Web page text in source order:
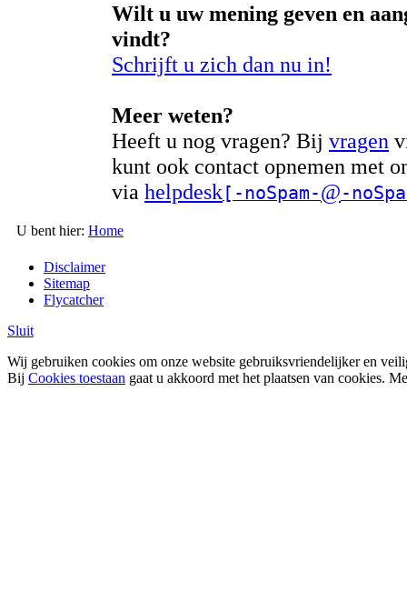
Wilt u uw mening geven en
vindt?
Schrijft u zich dan nu in!
Meer weten?
Heeft u nog vragen? Bij vragen
kunt ook contact opnemen met
via helpdesk [-noSpam-@-
U bent hier: Home
Disclaimer
Sitemap
Flycatcher
Sluit
Wij gebruiken cookies om onze website gebruiksvriendelijker en
Bij Cookies toestaan gaat u akkoord met het plaatsen van cookies.